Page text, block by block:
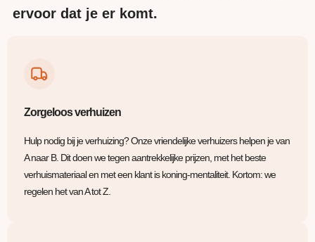
ervoor dat je er komt.
Zorgeloos verhuizen
Hulp nodig bij je verhuizing? Onze vriendelijke verhuizers helpen je van
A naar B. Dit doen we tegen aantrekkelijke prijzen, met het beste
verhuismateriaal en met een klant is koning-mentaliteit. Kortom: we
regelen het van A tot Z.